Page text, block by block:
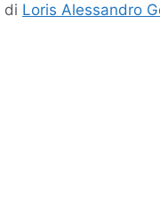
di Loris Alessandro